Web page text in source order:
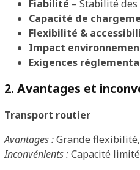
Fiabilité – Stabilité
Capacité de
Flexibilité &
Impact
Exigences
2. Avantages et
Transport routier
Avantages :Grande
Inconvénients :Capacité